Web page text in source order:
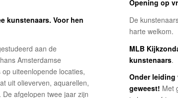
kunstenaars. Voor hen
aan de
Amsterdamse
uiteenlopende locaties,
uit olieverven, aquarellen,
afgelopen twee jaar zijn
Opening op
De
harte welkom.
MLB
kunstenaars.
Onder
geweest! Met